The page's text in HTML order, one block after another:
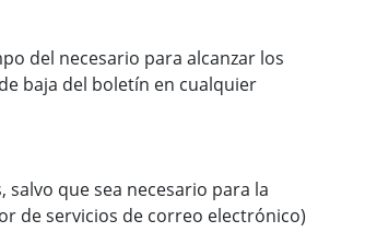
del necesario para alcanzar los
baja del boletín en cualquier
que sea necesario para la
de servicios de correo electrónico)